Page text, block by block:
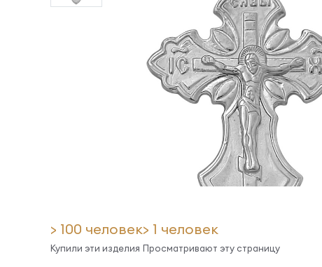
> 100 человек
Купили эти изделия
> 1 человек
Просматривают эту страницу